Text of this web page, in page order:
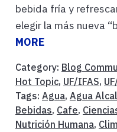
bebida fría y
elegir la más nueva
MORE
Category: Blog
Hot Topic, UF/IFAS,
Tags: Agua, Agua
Bebidas, Cafe,
Nutrición Humana,